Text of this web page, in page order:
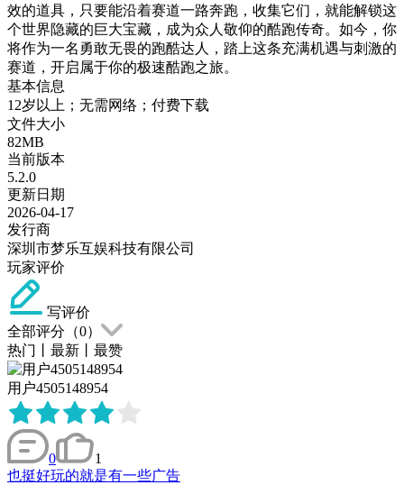
效的道具，只要能沿着赛道一路奔跑，收集它们，就能解锁这
个世界隐藏的巨大宝藏，成为众人敬仰的酷跑传奇。如今，你
将作为一名勇敢无畏的跑酷达人，踏上这条充满机遇与刺激的
赛道，开启属于你的极速酷跑之旅。
基本信息
12岁以上；无需网络；付费下载
文件大小
82MB
当前版本
5.2.0
更新日期
2026-04-17
发行商
深圳市梦乐互娱科技有限公司
玩家评价
写评价
全部评分（0）
热门
最新 最赞
用户4505148954
0
1
也挺好玩的就是有一些广告